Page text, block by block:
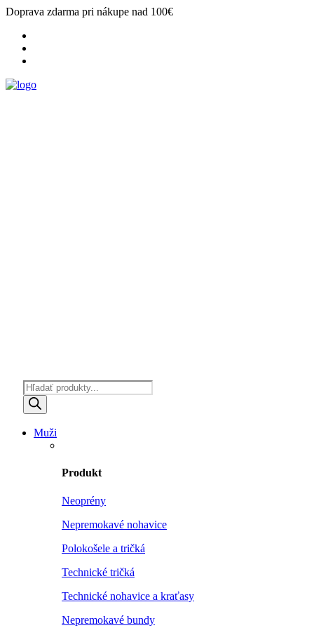
Doprava zdarma pri nákupe nad 100€
Products
search
Muži
Produkt
Neoprény
Nepremokavé nohavice
Polokošele a tričká
Technické tričká
Technické nohavice a kraťasy
Nepremokavé bundy